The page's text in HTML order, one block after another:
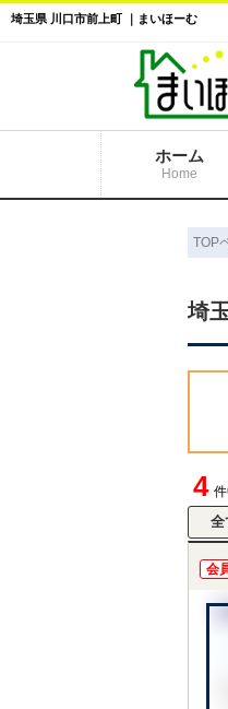
埼玉県 川口市前上町 ｜まいほーむ
ホーム
Home
TOP
埼
4
会